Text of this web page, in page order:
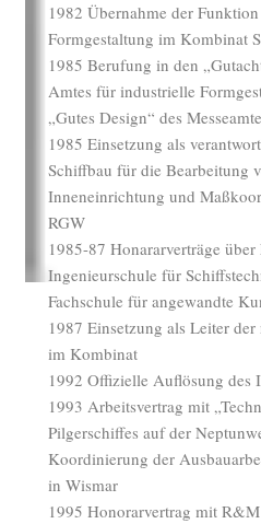
1982 Übernahme der
Formgestaltung im Kombinat
1985 Berufung in den
Amtes für industrielle
„Gutes Design“ des
1985 Einsetzung als
Schiffbau für die Bearbeitung
Inneneinrichtung und
RGW
1985-87 Honararverträge
Ingenieurschule für
Fachschule für angewandte
1987 Einsetzung als Leiter
im Kombinat
1992 Offizielle Auflösung des
1993 Arbeitsvertrag mit
Pilgerschiffes auf der
Koordinierung der
in Wismar
1995 Honorarvertrag mit